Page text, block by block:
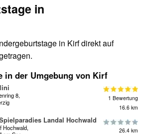
in
in Kirf direkt auf
in der Umgebung von Kirf
8,
1 Bewertung
16.6 km
Landal Hochwald
Hochwald,
26.4 km